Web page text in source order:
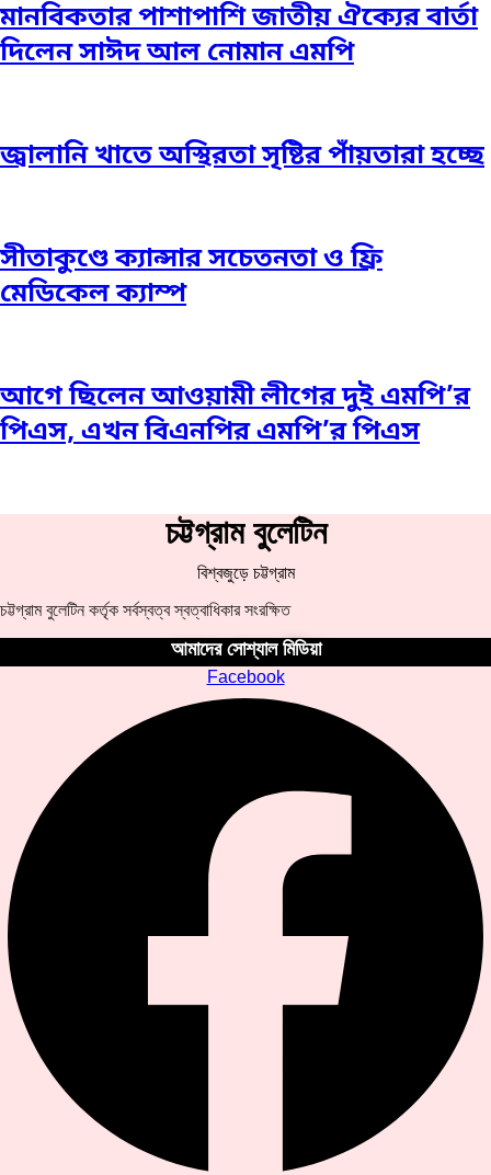
মানবিকতার পাশাপাশি জাতীয় ঐক্যের বার্তা
দিলেন সাঈদ আল নোমান এমপি
জ্বালানি খাতে অস্থিরতা সৃষ্টির পাঁয়তারা হচ্ছে
সীতাকুণ্ডে ক্যান্সার সচেতনতা ও ফ্রি
মেডিকেল ক্যাম্প
আগে ছিলেন আওয়ামী লীগের দুই এমপি’র
পিএস, এখন বিএনপির এমপি’র পিএস
চট্টগ্রাম বুলেটিন
বিশ্বজুড়ে চট্টগ্রাম
চট্টগ্রাম বুলেটিন কর্তৃক সর্বস্বত্ব স্বত্বাধিকার সংরক্ষিত
আমাদের সোশ্যাল মিডিয়া
Facebook